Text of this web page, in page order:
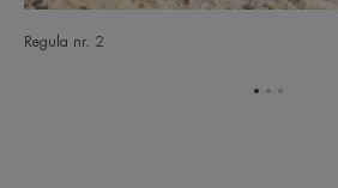
Regula nr. 2